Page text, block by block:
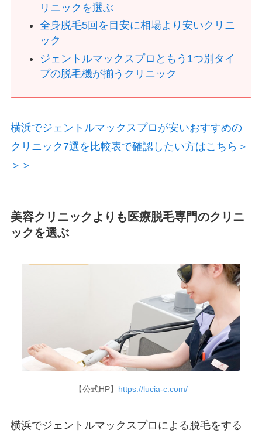
リニックを選ぶ
全身脱毛5回を目安に相場より安いクリニ
ック
ジェントルマックスプロともう1つ別タイ
プの脱毛機が揃うクリニック
横浜でジェントルマックスプロが安いおすすめの
クリニック7選を比較表で確認したい方はこちら＞
＞＞
美容クリニックよりも医療脱毛専門のクリニ
ックを選ぶ
【公式HP】 https://lucia-c.com/
横浜でジェントルマックスプロによる脱毛をする